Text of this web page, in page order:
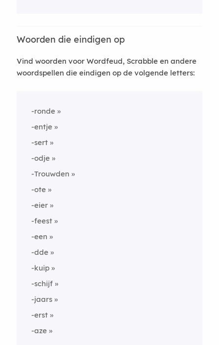
Woorden die eindigen op
Vind woorden voor Wordfeud, Scrabble en andere
woordspellen die eindigen op de volgende letters:
-ronde
-entje
-sert
-odje
-Trouwden
-ote
-eier
-feest
-een
-dde
-kuip
-schijf
-jaars
-erst
-aze